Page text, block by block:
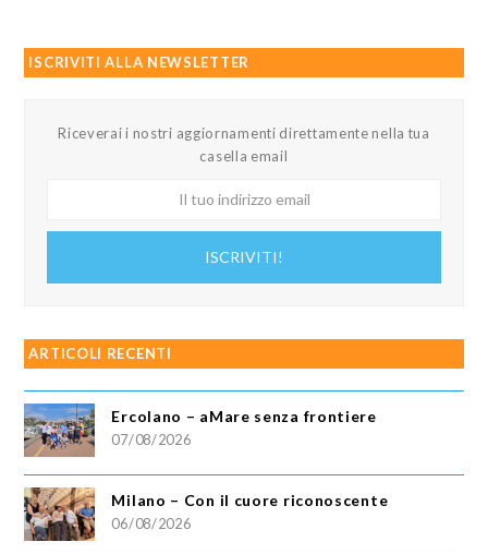
ISCRIVITI ALLA NEWSLETTER
Riceverai i nostri aggiornamenti direttamente nella tua
casella email
ISCRIVITI!
ARTICOLI RECENTI
Ercolano – aMare senza frontiere
07/08/2026
Milano – Con il cuore riconoscente
06/08/2026